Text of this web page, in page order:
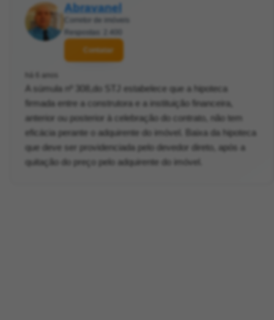
Abravanel
Corretor de imóveis
Respostas: 2.400
Contatar
há 6 anos
A súmula nº 308,do STJ estabelece que a hipoteca
firmada entre a construtora e a instituição financeira,
anterior ou posterior à celebração do contrato, não tem
eficácia perante o adquirente do imóvel. Baixa da hipoteca
que deve ser providenciada pelo devedor direto, após a
quitação do preço pelo adquirente do imóvel.